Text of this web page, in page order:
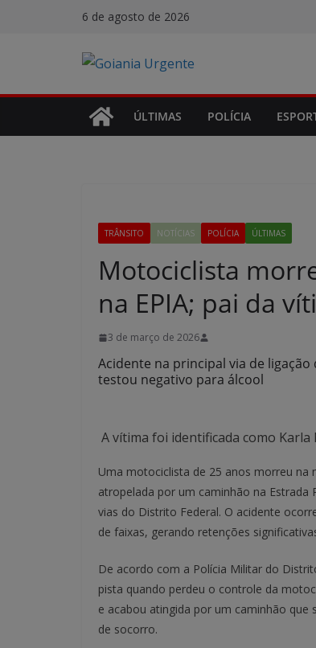
6 de agosto de 2026
ÚLTIMAS POLÍCIA
TRÂNSITO NOTÍCIAS POLÍCIA ÚLTIMAS
Motociclista
na EPIA; pai da
3 de março de 2026
Acidente na principal via de
testou negativo para álcool
A vítima foi identificada como
Uma motociclista de 25 anos morreu na
atropelada por um caminhão na Estrada
vias do Distrito Federal. O acidente
de faixas, gerando retenções
De acordo com a Polícia Militar do
pista quando perdeu o controle da
e acabou atingida por um caminhão
de socorro.